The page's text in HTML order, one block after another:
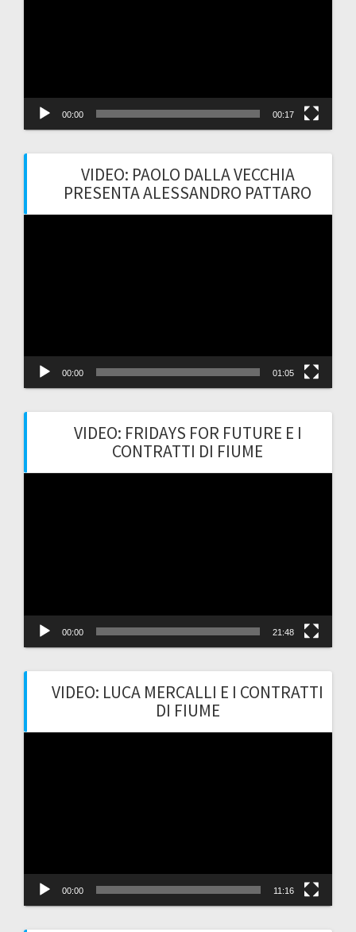
00:00 00:17
VIDEO: PAOLO DALLA VECCHIA
PRESENTA ALESSANDRO PATTARO
00:00 01:05
VIDEO: FRIDAYS FOR FUTURE E I
CONTRATTI DI FIUME
00:00 21:48
VIDEO: LUCA MERCALLI E I CONTRATTI
DI FIUME
00:00 11:16